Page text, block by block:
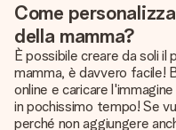
Come
della mamma?
È possibile creare da soli il
mamma, è davvero facile!
online e caricare
in pochissimo tempo! Se
perché non aggiungere